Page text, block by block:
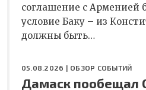
соглашение с Арменией
условие Баку – из
должны быть…
05.08.2026 | ОБЗОР СОБЫТИЙ
Дамаск пообещал